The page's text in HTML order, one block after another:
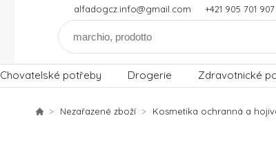
alfadogcz.info@gmail.com +421 905 701 907
Chovatelské potřeby Drogerie Zdravotnické
Nezařazené zboží Kosmetika ochranná a